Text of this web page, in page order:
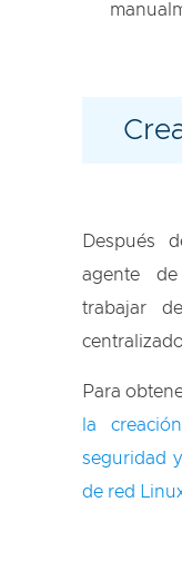
Después
agente
trabajar
Para
la
seguridad
de red